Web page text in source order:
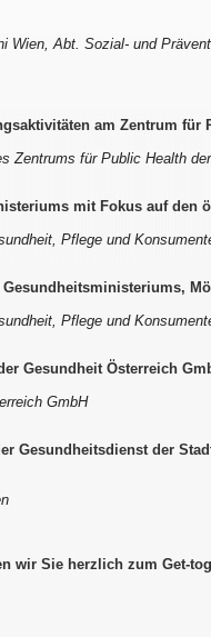
Wien, Abt. Sozial- und
am Zentrum für
Zentrums für Public Health
mit Fokus auf den
Pflege und
Pflege und
Gesundheit Österreich
GmbH
Gesundheitsdienst der
wir Sie herzlich zum Get-